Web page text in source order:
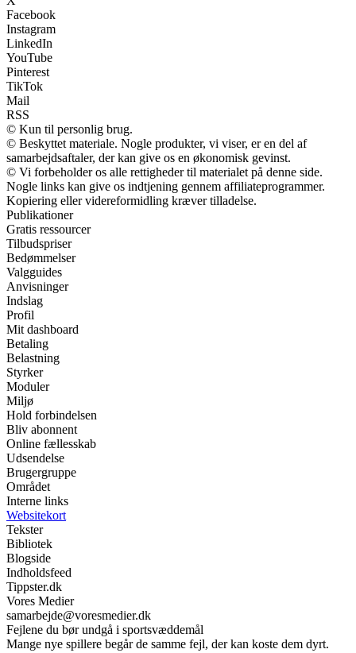
Facebook
Instagram
LinkedIn
YouTube
Pinterest
TikTok
Mail
RSS
© Kun til personlig brug.
© Beskyttet materiale. Nogle produkter, vi viser, er en del af
samarbejdsaftaler, der kan give os en økonomisk gevinst.
© Vi forbeholder os alle rettigheder til materialet på denne side.
Nogle links kan give os indtjening gennem affiliateprogrammer.
Kopiering eller videreformidling kræver tilladelse.
Publikationer
Gratis ressourcer
Tilbudspriser
Bedømmelser
Valgguides
Anvisninger
Indslag
Profil
Mit dashboard
Betaling
Belastning
Styrker
Moduler
Miljø
Hold forbindelsen
Bliv abonnent
Online fællesskab
Udsendelse
Brugergruppe
Området
Interne links
Websitekort
Tekster
Bibliotek
Blogside
Indholdsfeed
Tippster.dk
Vores Medier
samarbejde@voresmedier.dk
Fejlene du bør undgå i sportsvæddemål
Mange nye spillere begår de samme fejl, der kan koste dem dyrt.